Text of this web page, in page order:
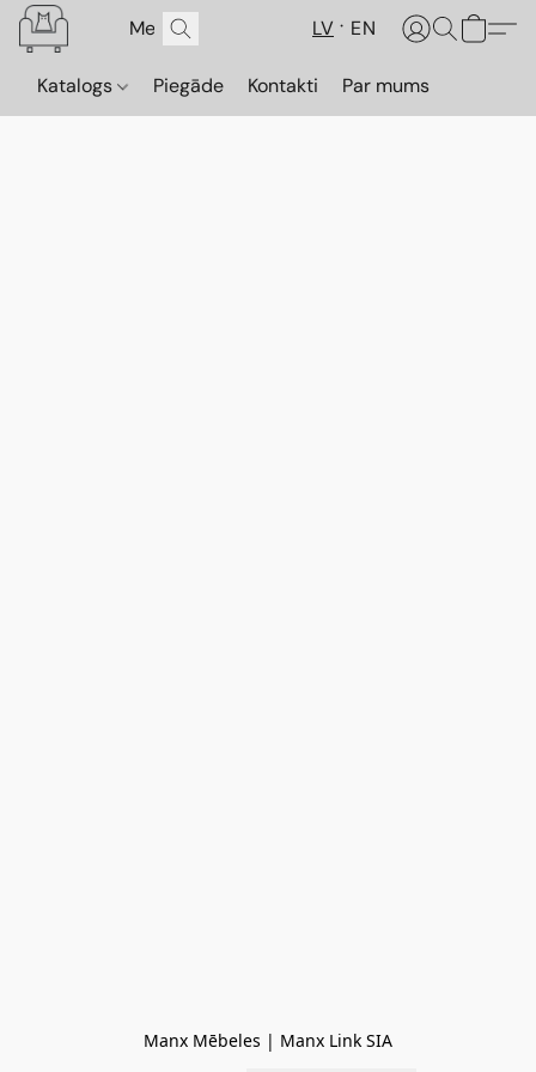
LV EN
Katalogs Piegāde Kontakti Par mums
Manx Mēbeles | Manx Link SIA